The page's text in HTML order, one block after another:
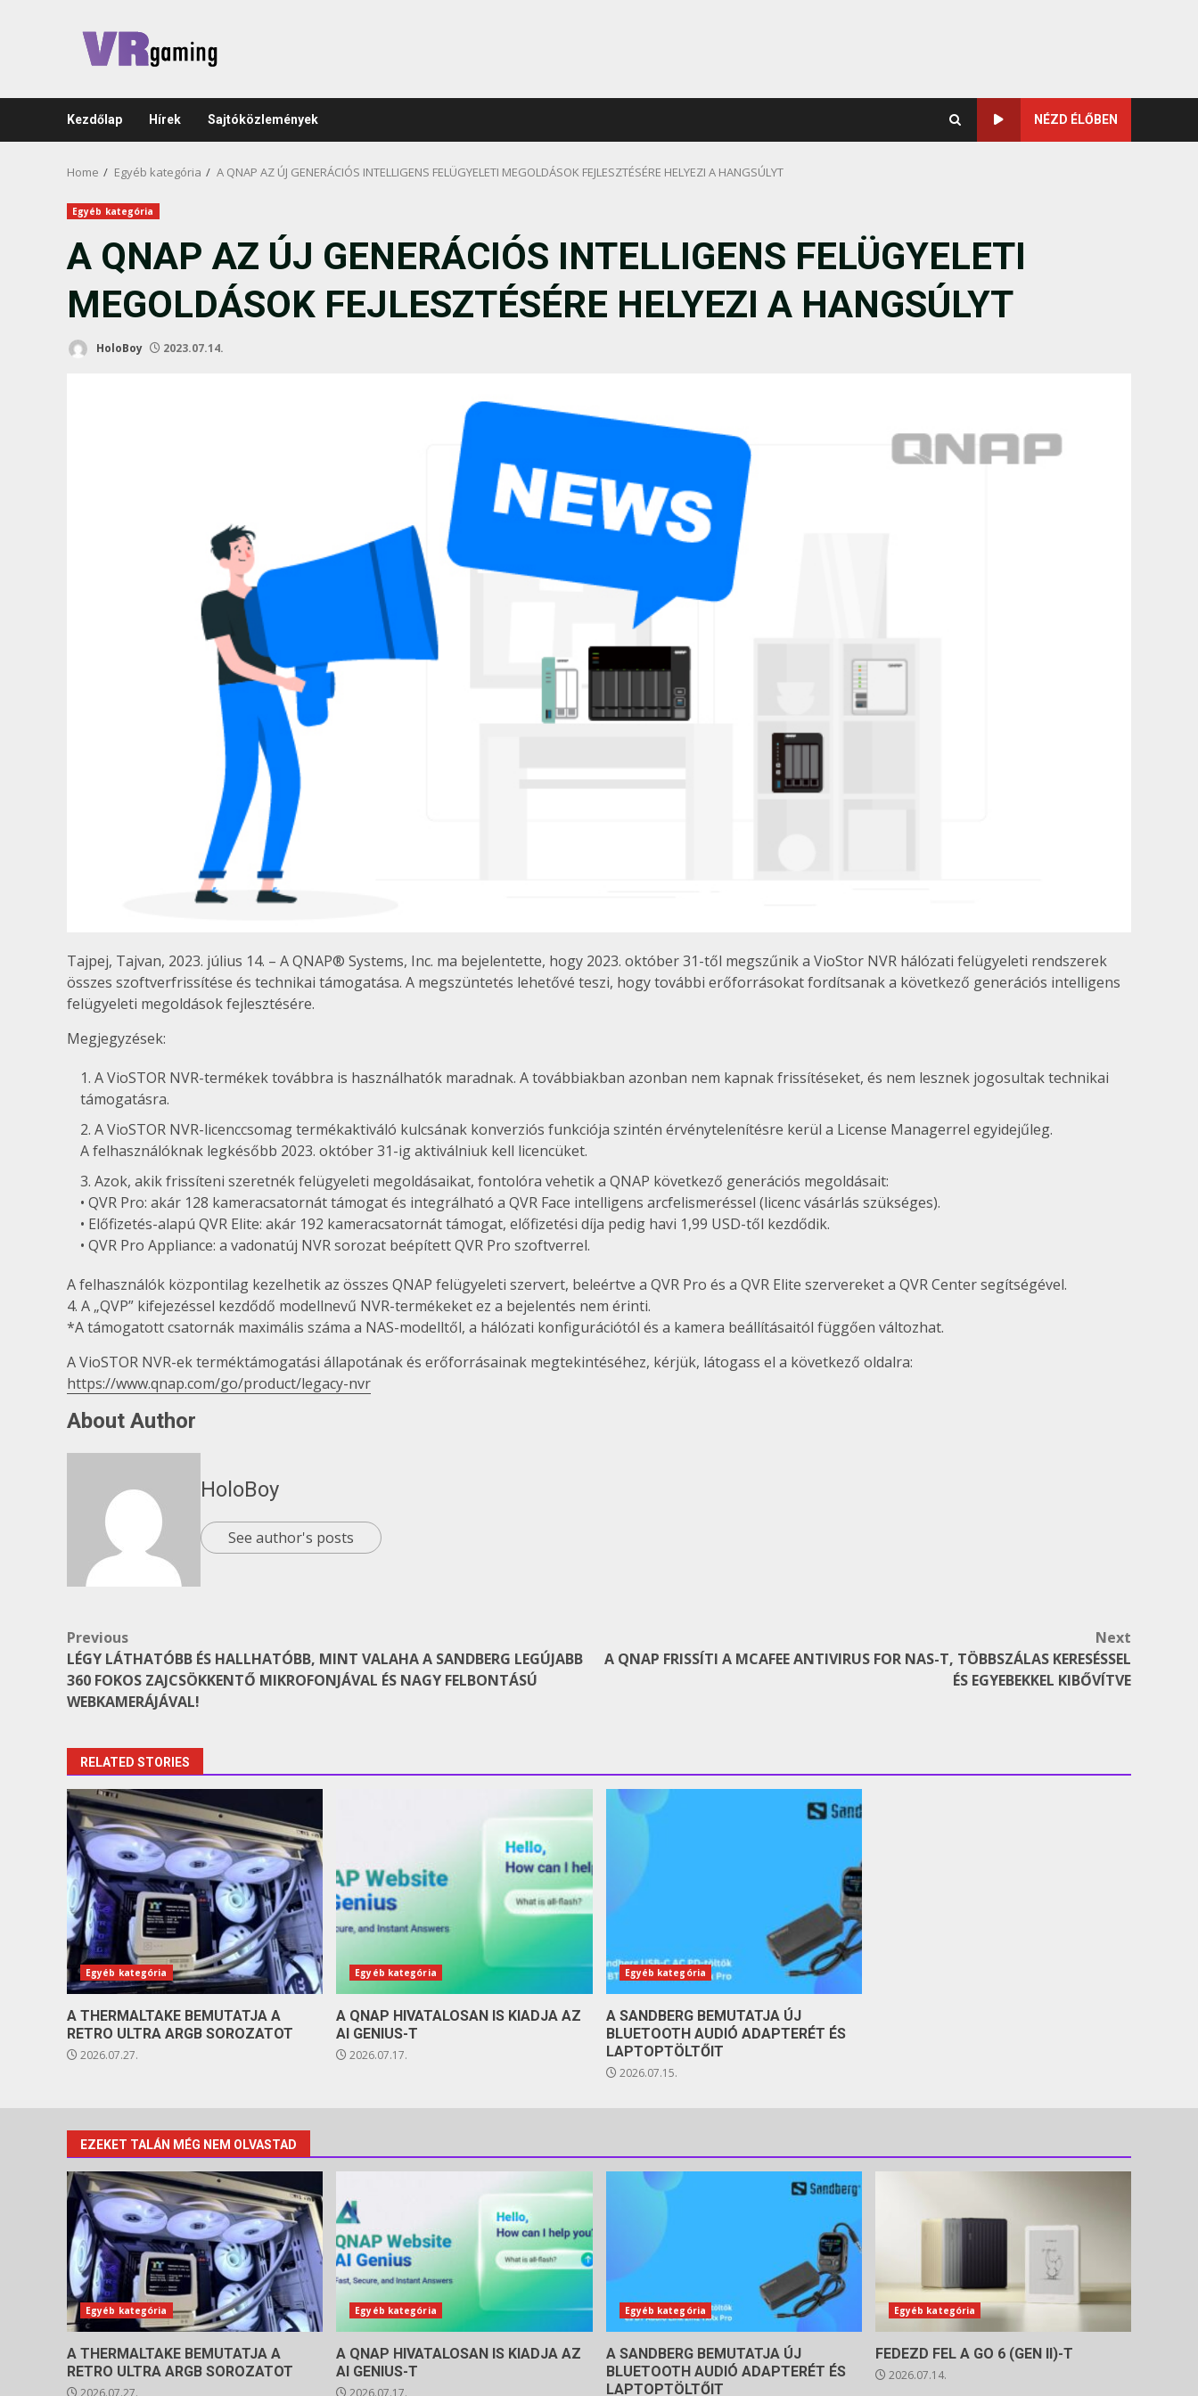
Kezdőlap Hírek Sajtóközlemények NÉZD ÉLŐBEN
Home Egyéb kategória A QNAP AZ ÚJ GENERÁCIÓS INTELLIGENS FELÜGYELETI MEGOLDÁSOK FEJLESZTÉSÉRE HELYEZI A HANGSÚLYT
Egyéb kategória
A QNAP AZ ÚJ GENERÁCIÓS INTELLIGENS FELÜGYELETI
MEGOLDÁSOK FEJLESZTÉSÉRE HELYEZI A HANGSÚLYT
HoloBoy 2023.07.14.
Tajpej, Tajvan, 2023. július 14. – A QNAP® Systems, Inc. ma bejelentette, hogy 2023. október 31-től megszűnik a VioStor NVR hálózati felügyeleti rendszerek
összes szoftverfrissítése és technikai támogatása. A megszüntetés lehetővé teszi, hogy további erőforrásokat fordítsanak a következő generációs intelligens
felügyeleti megoldások fejlesztésére.
Megjegyzések:
A VioSTOR NVR-termékek továbbra is használhatók maradnak. A továbbiakban azonban nem kapnak frissítéseket, és nem lesznek jogosultak technikai
támogatásra.
A VioSTOR NVR-licenccsomag termékaktiváló kulcsának konverziós funkciója szintén érvénytelenítésre kerül a License Managerrel egyidejűleg.
A felhasználóknak legkésőbb 2023. október 31-ig aktiválniuk kell licencüket.
Azok, akik frissíteni szeretnék felügyeleti megoldásaikat, fontolóra vehetik a QNAP következő generációs megoldásait:
• QVR Pro: akár 128 kameracsatornát támogat és integrálható a QVR Face intelligens arcfelismeréssel (licenc vásárlás szükséges).
• Előfizetés-alapú QVR Elite: akár 192 kameracsatornát támogat, előfizetési díja pedig havi 1,99 USD-től kezdődik.
• QVR Pro Appliance: a vadonatúj NVR sorozat beépített QVR Pro szoftverrel.
A felhasználók központilag kezelhetik az összes QNAP felügyeleti szervert, beleértve a QVR Pro és a QVR Elite szervereket a QVR Center segítségével.
4. A „QVP” kifejezéssel kezdődő modellnevű NVR-termékeket ez a bejelentés nem érinti.
*A támogatott csatornák maximális száma a NAS-modelltől, a hálózati konfigurációtól és a kamera beállításaitól függően változhat.
A VioSTOR NVR-ek terméktámogatási állapotának és erőforrásainak megtekintéséhez, kérjük, látogass el a következő oldalra:
https://www.qnap.com/go/product/legacy-nvr
About Author
HoloBoy
See author's posts
Post
navigation
Previous
LÉGY LÁTHATÓBB ÉS HALLHATÓBB, MINT VALAHA A SANDBERG LEGÚJABB
360 FOKOS ZAJCSÖKKENTŐ MIKROFONJÁVAL ÉS NAGY FELBONTÁSÚ
WEBKAMERÁJÁVAL!
Next
A QNAP FRISSÍTI A MCAFEE ANTIVIRUS FOR NAS-T, TÖBBSZÁLAS KERESÉSSEL
ÉS EGYEBEKKEL KIBŐVÍTVE
RELATED STORIES
Egyéb kategória
A THERMALTAKE BEMUTATJA A
RETRO ULTRA ARGB SOROZATOT
2026.07.27.
Egyéb kategória
A QNAP HIVATALOSAN IS KIADJA AZ
AI GENIUS-T
2026.07.17.
Egyéb kategória
A SANDBERG BEMUTATJA ÚJ
BLUETOOTH AUDIÓ ADAPTERÉT ÉS
LAPTOPTÖLTŐIT
2026.07.15.
EZEKET TALÁN MÉG NEM OLVASTAD
Egyéb kategória
A THERMALTAKE BEMUTATJA A
RETRO ULTRA ARGB SOROZATOT
2026.07.27.
Egyéb kategória
A QNAP HIVATALOSAN IS KIADJA AZ
AI GENIUS-T
2026.07.17.
Egyéb kategória
A SANDBERG BEMUTATJA ÚJ
BLUETOOTH AUDIÓ ADAPTERÉT ÉS
LAPTOPTÖLTŐIT
Egyéb kategória
FEDEZD FEL A GO 6 (GEN II)-T
2026.07.14.